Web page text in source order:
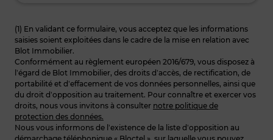
(1) En validant ce formulaire, vous acceptez que les informations
saisies soient exploitées dans le cadre de la mise en relation avec
Blot Immobilier.
Conformément au règlement européen 2016/679, vous disposez à
l’égard de Blot Immobilier, des droits d’accès, de rectification, de
portabilité et d’effacement de vos données personnelles, ainsi que
du droit d’opposition au traitement. Pour connaître et exercer vos
droits, nous vous invitons à consulter notre politique de
protection des données.
Nous vous informons de l’existence de la liste d’opposition au